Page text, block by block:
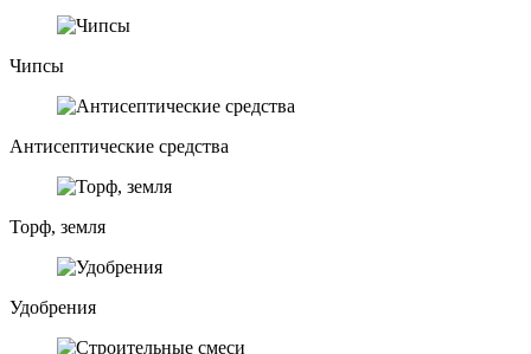
Чипсы
Антисептические средства
Торф, земля
Удобрения